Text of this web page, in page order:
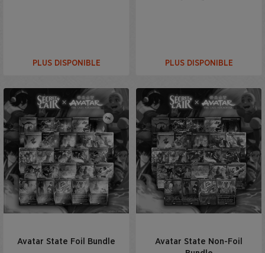
PLUS DISPONIBLE PLUS DISPONIBLE
Avatar State Foil Bundle
Avatar State Non-Foil